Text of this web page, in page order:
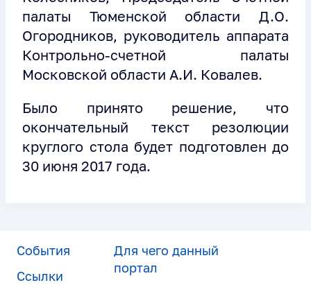
палаты Тюменской области Д.О.
Огородников, руководитель аппарата
Контрольно-счетной палаты
Московской области А.И. Ковалев.
Было принято решение, что
окончательный текст резолюции
круглого стола будет подготовлен до
30 июня 2017 года.
События
Ссылки
Для чего данный
портал